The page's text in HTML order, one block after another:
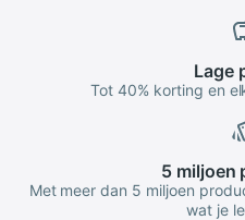
Lage
Tot 40% korting en
5 miljoen
Met meer dan 5 miljoen
wat je